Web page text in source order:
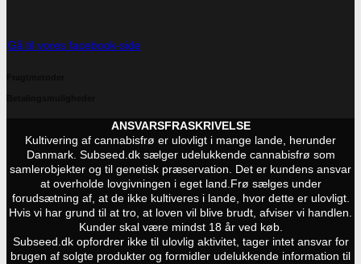
Gå til vores facebook-side
ANSVARSFRASKRIVELSE
Kultivering af cannabisfrø er ulovligt i mange lande, herunder
Danmark. Subseed.dk sælger udelukkende cannabisfrø som
samlerobjekter og til genetisk præservation. Det er kundens ansvar
at overholde lovgivningen i eget land. Frø sælges under
forudsætning af, at de ikke kultiveres i lande, hvor dette er ulovligt.
Hvis vi har grund til at tro, at loven vil blive brudt, afviser vi handlen.
Kunder skal være mindst 18 år ved køb.
Subseed.dk opfordrer ikke til ulovlig aktivitet, tager intet ansvar for
brugen af solgte produkter og formidler udelukkende information til